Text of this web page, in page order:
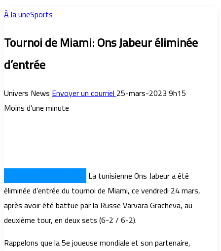
À la uneSports
Tournoi de Miami: Ons Jabeur éliminée
d’entrée
Univers NewsEnvoyer un courriel25-mars-2023 9h15
Moins d’une minute
La tunisienne Ons Jabeur a été
éliminée d’entrée du tournoi de Miami, ce vendredi 24 mars,
après avoir été battue par la Russe Varvara Gracheva, au
deuxième tour, en deux sets (6-2 / 6-2).
Rappelons que la 5e joueuse mondiale et son partenaire,